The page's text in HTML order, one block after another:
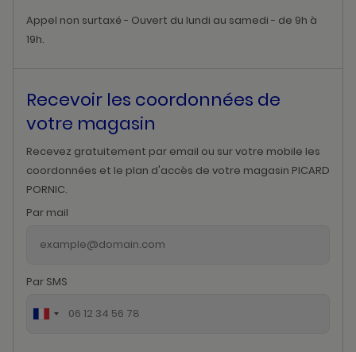
Appel non surtaxé - Ouvert du lundi au samedi - de 9h à
19h.
Recevoir les coordonnées de
votre magasin
Recevez gratuitement par email ou sur votre mobile les
coordonnées et le plan d'accès de votre magasin PICARD
PORNIC.
Par mail
Par SMS